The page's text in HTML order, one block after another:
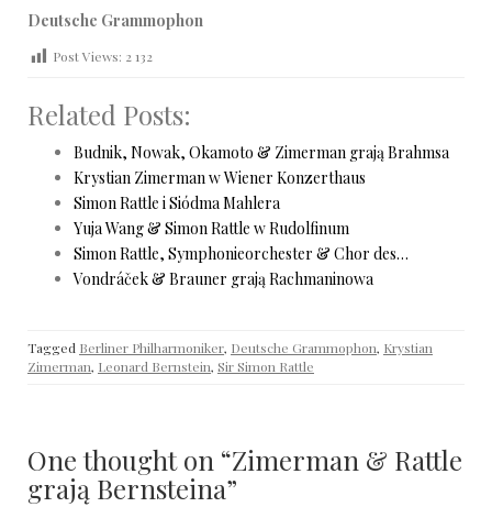
Deutsche Grammophon
Post Views: 2 132
Related Posts:
Budnik, Nowak, Okamoto & Zimerman grają Brahmsa
Krystian Zimerman w Wiener Konzerthaus
Simon Rattle i Siódma Mahlera
Yuja Wang & Simon Rattle w Rudolfinum
Simon Rattle, Symphonieorchester & Chor des…
Vondráček & Brauner grają Rachmaninowa
Tagged Berliner Philharmoniker, Deutsche Grammophon, Krystian
Zimerman, Leonard Bernstein, Sir Simon Rattle
One thought on “Zimerman & Rattle
grają Bernsteina”